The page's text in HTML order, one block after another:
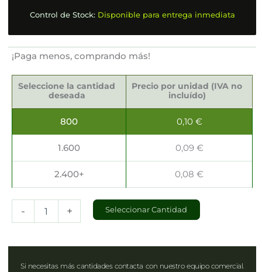
Control de Stock: Disponible para entrega inmediata
¡Paga menos, comprando más!
Seleccione la cantidad
deseada
Precio por unidad (IVA no
incluído)
800 0,10 €
1.600 0,09 €
2.400+ 0,08€
-
Transparentes
9oz280ml
+ Seleccionar Cantidad
Si necesitas más cantidades contacta con nuestro equipo comercial.